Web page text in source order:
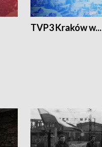
TVP3 Kraków w...